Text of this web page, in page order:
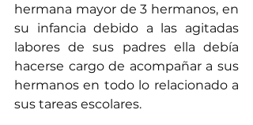
hermana mayor de 3 hermanos, en
su infancia debido a las agitadas
labores de sus padres ella debía
hacerse cargo de acompañar a sus
hermanos en todo lo relacionado a
sus tareas escolares.